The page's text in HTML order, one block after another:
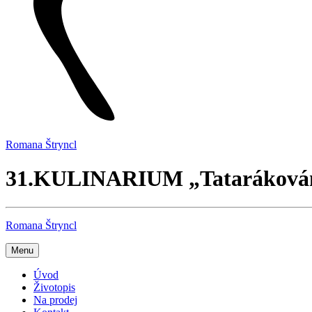
Romana Štryncl
31.KULINARIUM
Romana Štryncl
Menu
Úvod
Životopis
Na prodej